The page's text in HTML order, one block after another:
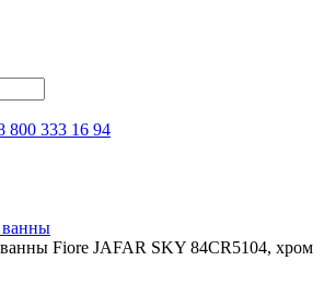
800 333 16 94
ванны
Fiore JAFAR SKY 84CR5104, хром